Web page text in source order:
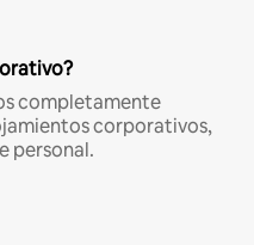
completamente
corporativos,
personal.